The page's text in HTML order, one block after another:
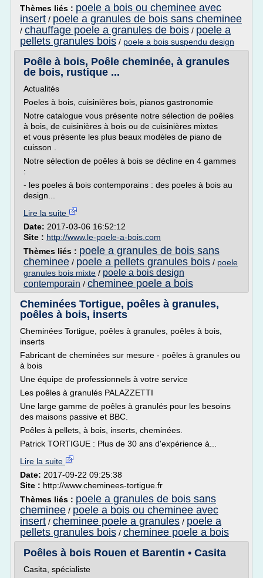
Thèmes liés : poele a bois ou cheminee avec
insert / poele a granules de bois sans cheminee
/ chauffage poele a granules de bois / poele a
pellets granules bois / poele a bois suspendu design
Poêle à bois, Poêle cheminée, à granules
de bois, rustique ...
Actualités
Poeles à bois, cuisinières bois, pianos gastronomie
Notre catalogue vous présente notre sélection de poêles
à bois, de cuisinières à bois ou de cuisinières mixtes
et vous présente les plus beaux modèles de piano de
cuisson .
Notre sélection de poêles à bois se décline en 4 gammes
:
- les poeles à bois contemporains : des poeles à bois au
design...
Lire la suite
Date: 2017-03-06 16:52:12
Site : http://www.le-poele-a-bois.com
Thèmes liés : poele a granules de bois sans
cheminee / poele a pellets granules bois / poele
granules bois mixte / poele a bois design
contemporain / cheminee poele a bois
Cheminées Tortigue, poêles à granules,
poêles à bois, inserts
Cheminées Tortigue, poêles à granules, poêles à bois,
inserts
Fabricant de cheminées sur mesure - poêles à granules ou
à bois
Une équipe de professionnels à votre service
Les poêles à granulés PALAZZETTI
Une large gamme de poêles à granulés pour les besoins
des maisons passive et BBC.
Poêles à pellets, à bois, inserts, cheminées.
Patrick TORTIGUE : Plus de 30 ans d'expérience à...
Lire la suite
Date: 2017-09-22 09:25:38
Site : http://www.cheminees-tortigue.fr
Thèmes liés : poele a granules de bois sans
cheminee / poele a bois ou cheminee avec
insert / cheminee poele a granules / poele a
pellets granules bois / cheminee poele a bois
Poêles à bois Rouen et Barentin • Casita
Casita, spécialiste